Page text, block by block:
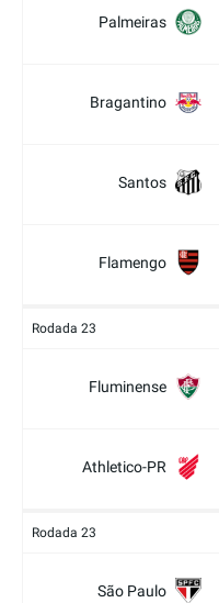
Palmeiras
Bragantino
Santos
Flamengo
Rodada 23
Fluminense
Athletico-PR
Rodada 23
São Paulo